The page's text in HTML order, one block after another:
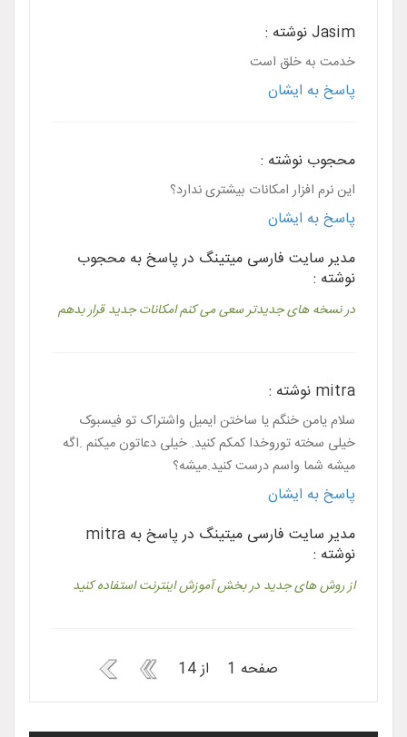
Jasim نوشته :
خدمت به خلق است
پاسخ به ایشان
محجوب نوشته :
این نرم افزار امکانات بیشتری ندارد؟
پاسخ به ایشان
مدیر سایت فارسی میتینگ در پاسخ به محجوب
نوشته :
در نسخه های جدیدتر سعی می کنم امکانات جدید قرار بدهم
mitra نوشته :
سلام یامن خنگم یا ساختن ایمیل واشتراک تو فیسبوک
خیلى سخته توروخدا کمکم کنید. خیلى دعاتون میکنم .اگه
میشه شما واسم درست کنید.میشه؟
پاسخ به ایشان
مدیر سایت فارسی میتینگ در پاسخ به mitra
نوشته :
از روش های جدید در بخش آموزش اینترنت استفاده کنید
صفحه 1 از 14